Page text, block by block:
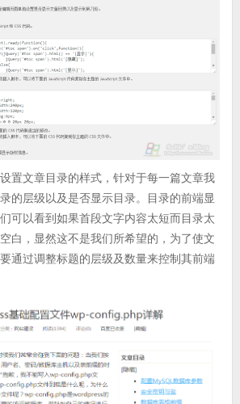
置文章目录的样式，针对于每一篇文章我
的层级以及是否显示目录。目录的前端显
可以看到如果首段文字内容太短而目录太
白，显然这不是我们所希望的，为了使文
通过调整标题的层级及数量来控制其前端